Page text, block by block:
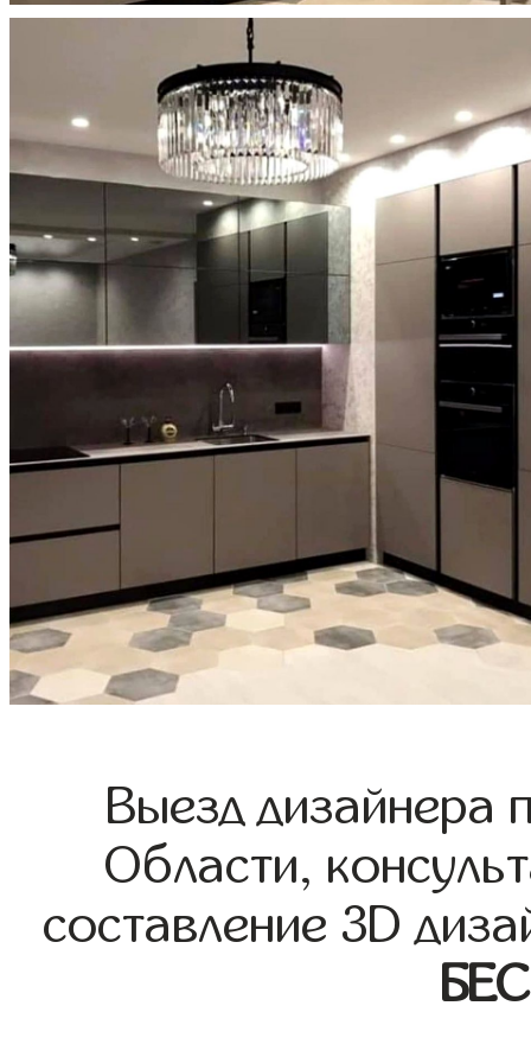
Выезд дизайнера
Области,
составление 3D